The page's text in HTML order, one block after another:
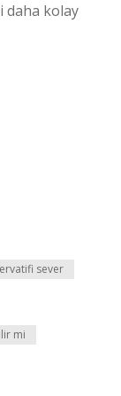
daha kolay
sever
mi